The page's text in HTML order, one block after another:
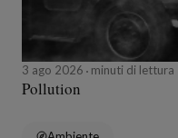
3 ago 2026 minuti di lettura
Pollution